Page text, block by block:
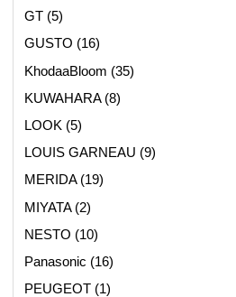
GT(5)
GUSTO (16)
KhodaaBloom (35)
KUWAHARA(8)
LOOK (5)
LOUIS GARNEAU (9)
MERIDA(19)
MIYATA(2)
NESTO (10)
Panasonic (16)
PEUGEOT(1)